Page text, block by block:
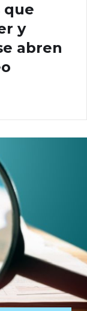
que
y
abren